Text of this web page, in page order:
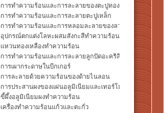
การทำความร้อนและการละลายของตะปูทองแดง
การทำความร้อนและการละลายตะปูเหล็ก
การทำความร้อนและการหลอมละลายของลวดทองแดง
อุปกรณ์ตกแต่งโลหะผสมสังกะสีทำความร้อน
แหวนทองเหลืองทำความร้อน
การทำความร้อนและการละลายลูกปัดอะคริลิก
การเผากระดาษในบีกเกอร์
การละลายด้วยความร้อนของด้ายไนลอน
การประสานผงของแผ่นอลูมิเนียมและเทอร์โมคัปเปิล
ขี้ผึ้งอลูมิเนียมผงทำความร้อน
เครื่องทำความร้อนแก้วและตะกั่ว